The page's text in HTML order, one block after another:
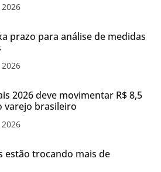
prazo para análise de medidas
2026 deve movimentar R$ 8,5
varejo brasileiro
estão trocando mais de